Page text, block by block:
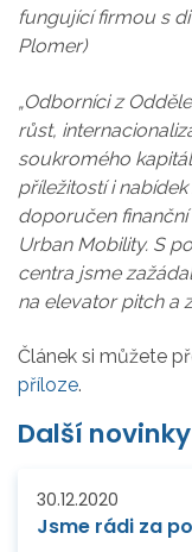
fungující firmou s
Plomer)
„Odborníci z
růst,
soukromého
příležitostí i
doporučen
Urban Mobility. S
centra jsme
na elevator pitch a
Článek si můžete
příloze.
Další novinky
30.12.2020